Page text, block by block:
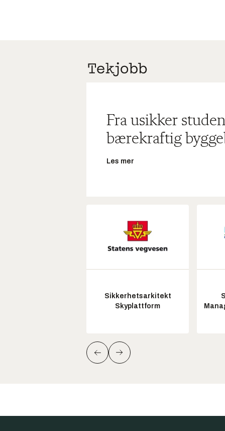
Fra usikker
bærekraftig
Les mer
Sikkerhetsarkitekt
Skyplattform